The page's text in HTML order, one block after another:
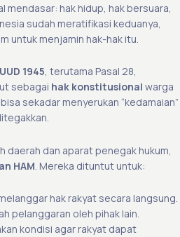
mendasar: hak hidup, hak bersuara,
sudah meratifikasi keduanya,
untuk menjamin hak-hak itu.
UUD 1945, terutama Pasal 28,
sebagai hak konstitusional warga
sekadar menyerukan “kedamaian”
daerah dan aparat penegak hukum,
HAM . Mereka dituntut untuk:
hak rakyat secara langsung.
pelanggaran oleh pihak lain.
kondisi agar rakyat dapat